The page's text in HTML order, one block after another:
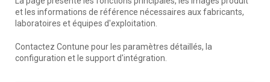
et les informations de référence nécessaires aux fabricants,
laboratoires et équipes d'exploitation.
Contactez Contune pour les paramètres détaillés, la
configuration et le support d'intégration.